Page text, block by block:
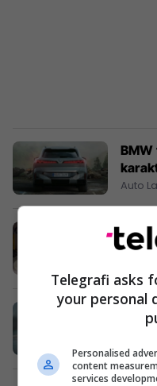
BMW
Auto
BMW
nuk
Auto
Telegrafi asks
your personal
Personalised
content
services